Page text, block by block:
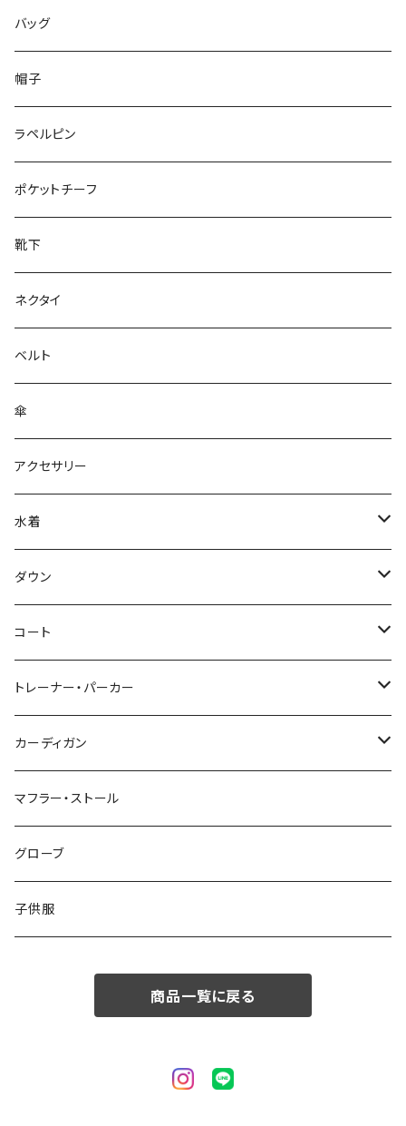
50/XL～
48/L
50/XL～
46/M
48/L
50/XL～
～25.5cm
26cm～
27cm～
28cm～
バッグ
帽子
ラペルピン
ポケットチーフ
靴下
ネクタイ
ベルト
傘
アクセサリー
水着
～44/S
46/M
48/L
50/XL～
ダウン
～44/S
46/M
48/L
50/XL～
コート
～44/S
46/M
48/L
50/XL～
トレーナー・パーカー
～44/S
46/M
48/L
50/XL～
カーディガン
～44/S
46/M
48/L
マフラー・ストール
グローブ
子供服
商品一覧に戻る